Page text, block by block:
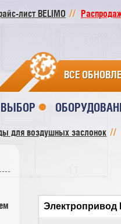
лист BELIMO
ВСЕ
ВЫБОР
для воздушных заслонок
Электропривод